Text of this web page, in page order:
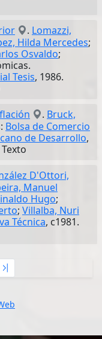
. Lomazzi,
Hilda Mercedes;
Osvaldo;
Tesis, 1986.
. Bruck,
Bolsa de Comercio
de Desarrollo,
D'Ottori,
Manuel
Hugo;
; Villalba, Nuri
Técnica, c1981.